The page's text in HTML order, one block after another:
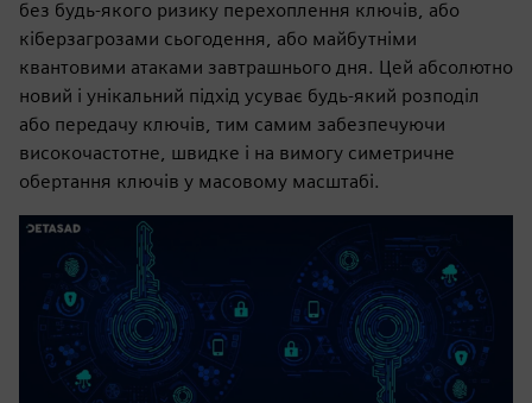
без будь-якого ризику перехоплення ключів, або
кіберзагрозами сьогодення, або майбутніми
квантовими атаками завтрашнього дня. Цей абсолютно
новий і унікальний підхід усуває будь-який розподіл
або передачу ключів, тим самим забезпечуючи
високочастотне, швидке і на вимогу симетричне
обертання ключів у масовому масштабі.